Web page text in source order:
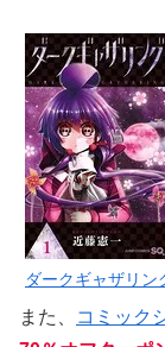
ダークギャザリン
また、 コミック